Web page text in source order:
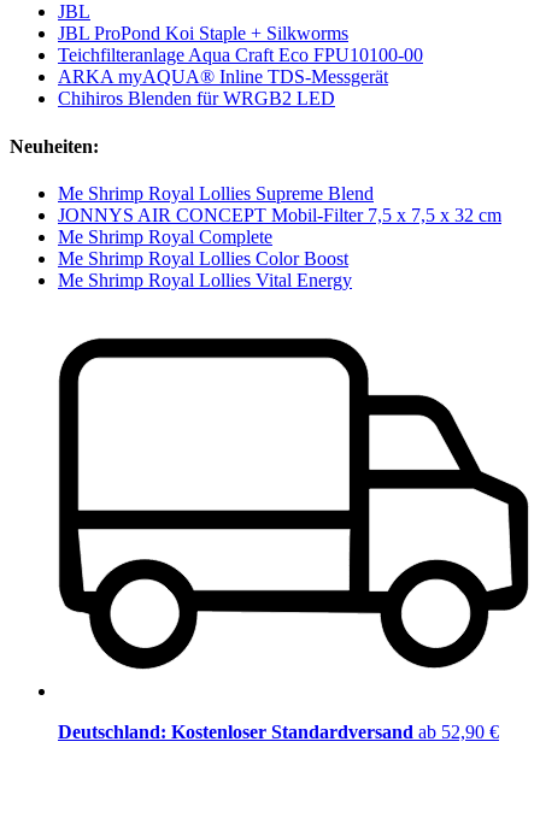
JBL
JBL ProPond Koi Staple + Silkworms
Teichfilteranlage Aqua Craft Eco FPU10100-00
ARKA myAQUA® Inline TDS-Messgerät
Chihiros Blenden für WRGB2 LED
Neuheiten:
Me Shrimp Royal Lollies Supreme Blend
JONNYS AIR CONCEPT Mobil-Filter 7,5 x 7,5 x 32 cm
Me Shrimp Royal Complete
Me Shrimp Royal Lollies Color Boost
Me Shrimp Royal Lollies Vital Energy
Deutschland: Kostenloser Standardversand ab 52,90 €